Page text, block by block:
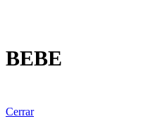
BEBE
Cerrar